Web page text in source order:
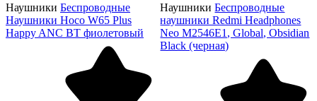
Наушники Беспроводные
Наушники Hoco W65 Plus
Happy ANC BT фиолетовый
Наушники Беспроводные
наушники Redmi Headphones
Neo M2546E1, Global, Obsidian
Black (черная)